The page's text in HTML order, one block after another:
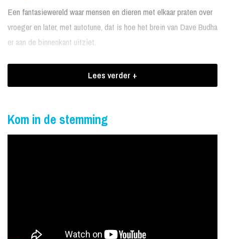
Een fantasiewereld waar mensen en dieren met elkaar praten over
vroeger en later, met autotune, dat is hoe het brein van Dave Budha
er aan de binnenkant uitziet.
Boekingen Dave Budha
Zijn eerste EP 'Raamuit' gaf een voorproefje van wat nog volgt
die Young Thug en Ramses Shaffy nooit hebben opgericht. Dave
spreekt over alles wat hem opvalt aan de wereld en altijd met alles
Lees verder +
Kom in de stemming